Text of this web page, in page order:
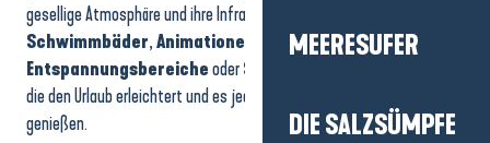
MEERESUFER
DIE SALZSÜMPFE
gesellige Atmosphäre und ihre Infrastruktur vor Ort aus:
Schwimmbäder,Animationen Kinderclubs,
EntspannungsbereicheoderSportplätze
die den Urlaub erleichtert und es jedem ermöglicht, in vollen Zügen zu
genießen.